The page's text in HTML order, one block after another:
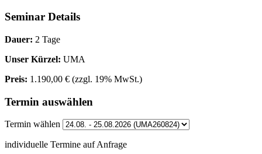
Seminar Details
Dauer: 2 Tage
Unser Kürzel: UMA
Preis: 1.190,00 € (zzgl. 19% MwSt.)
Termin auswählen
Termin wählen
individuelle Termine auf Anfrage